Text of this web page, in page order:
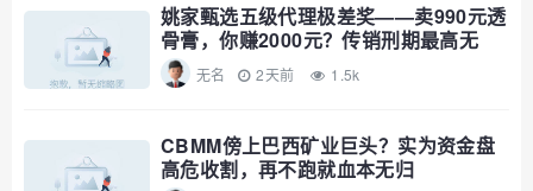
姚家甄选五级代理极差奖——卖990元透
骨膏，你赚2000元？传销刑期最高无
期，自己算
无名 2天前 1.5k
CBMM傍上巴西矿业巨头？实为资金盘
高危收割，再不跑就血本无归